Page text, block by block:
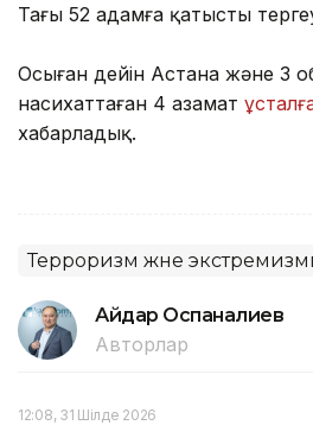
Тағы 52 адамға қатысты
Осыған дейін Астана және 3
насихаттаған 4 азамат
хабарладық.
Терроризм және
Айдар Оспаналиев
Авторлар
12:08, 31 Шілде 2026